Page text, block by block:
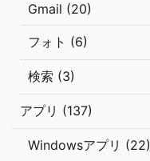
Gmail (20)
フォト (6)
検索 (3)
アプリ (137)
Windowsアプリ (22)